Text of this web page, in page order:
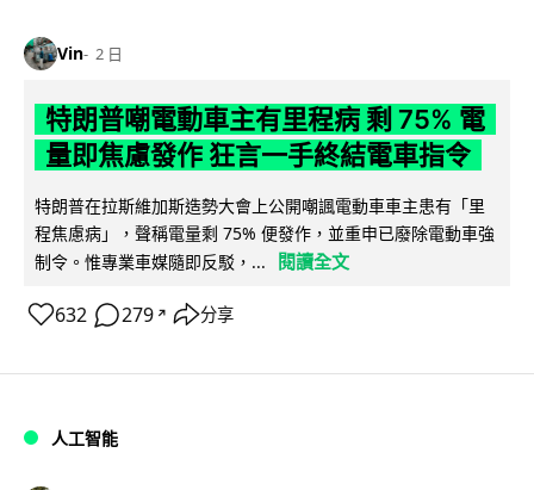
Vin 2 日
特朗普嘲電動車主有里程病 剩 75% 電
量即焦慮發作 狂言一手終結電車指令
特朗普在拉斯維加斯造勢大會上公開嘲諷電動車車主患有「里
程焦慮病」，聲稱電量剩 75% 便發作，並重申已廢除電動車強
制令。惟專業車媒隨即反駁，...
閱讀全文
632 279 ↗ 分享
人工智能